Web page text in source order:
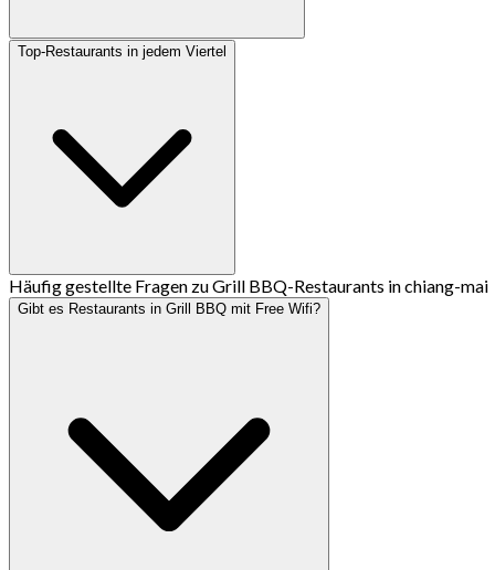
Top-Restaurants in jedem Viertel
Häufig gestellte Fragen zu Grill BBQ-Restaurants in chiang-mai
Gibt es Restaurants in Grill BBQ mit Free Wifi?